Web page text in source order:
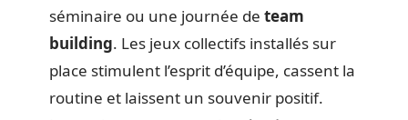
séminaire ou une journée de team
building. Les jeux collectifs installés sur
place stimulent l’esprit d’équipe, cassent la
routine et laissent un souvenir positif.